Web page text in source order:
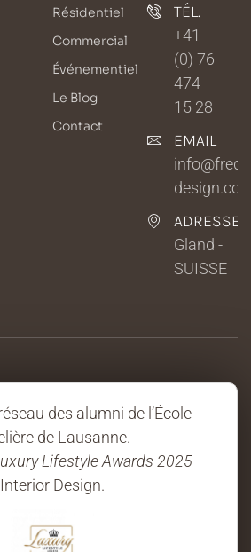
Résidentiel
Commercial
Événementiel
Le Blog
Contact
TÉL.
+41
(0) 76
474
15 28
EMAIL
ADRESSE
Gland -
SUISSE
des alumni de l’École
de Lausanne.
Lifestyle Awards 2025 –
Interior Design.